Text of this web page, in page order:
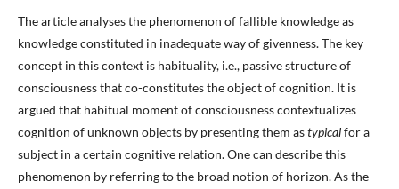
The article analyses the phenomenon of fallible knowledge as
knowledge constituted in inadequate way of givenness. The key
concept in this context is habituality, i.e., passive structure of
consciousness that co-constitutes the object of cognition. It is
argued that habitual moment of consciousness contextualizes
cognition of unknown objects by presenting them astypicalfor a
subject in a certain cognitive relation. One can describe this
phenomenon by referring to the broad notion of horizon. As the